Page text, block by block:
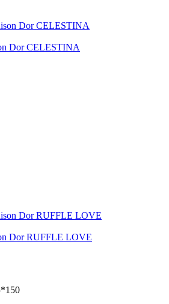
Dor CELESTINA
Dor RUFFLE LOVE